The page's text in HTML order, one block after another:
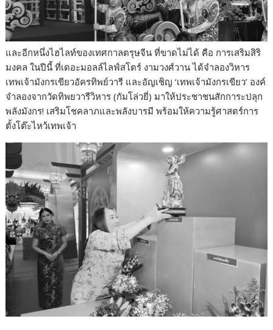
และอีกหนึ่งไฮไลท์ของเทศกาลตรุษจีน ที่ขาดไม่ได้ คือ การเสริมสิริ
มงคล ในปีนี้ ที่เดอะมอลล์ไลฟ์สโตร์ งามวงศ์วาน ได้จำลองวิหาร
เทพเจ้ามังกรเขียวอัครทิพย์วารี และอัญเชิญ ‘เทพเจ้ามังกรเขียว’ องค์
จำลองจากวัดทิพยวารีวิหาร (กัมโล่วยี่) มาให้ประชาชนสักการะปลุก
พลังมังกร! เสริมโชคลาภและพลังบารมี พร้อมให้ความรู้ศาสตร์การ
ตั้งโต๊ะไหว้เทพเจ้า